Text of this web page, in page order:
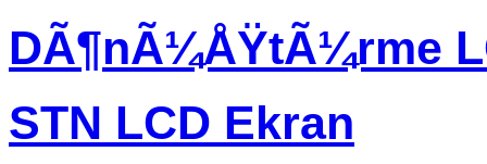
DÃ¶nÃ¼ÅŸtÃ¼rme
STN LCD Ekran